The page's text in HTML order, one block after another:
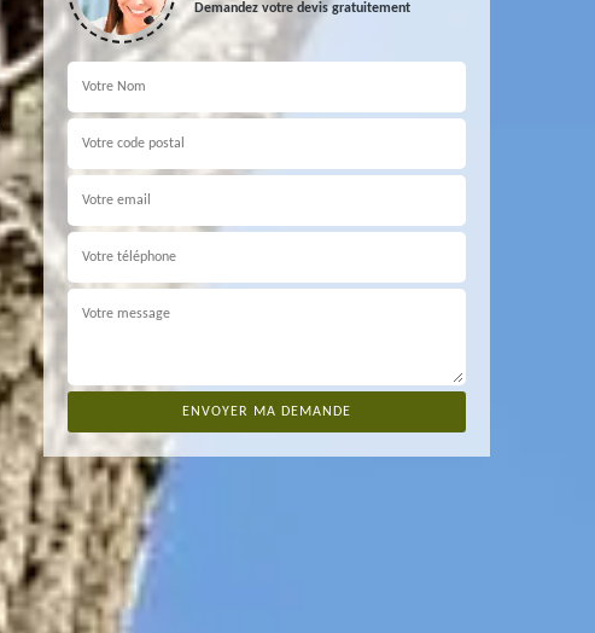
Demandez votre devis gratuitement